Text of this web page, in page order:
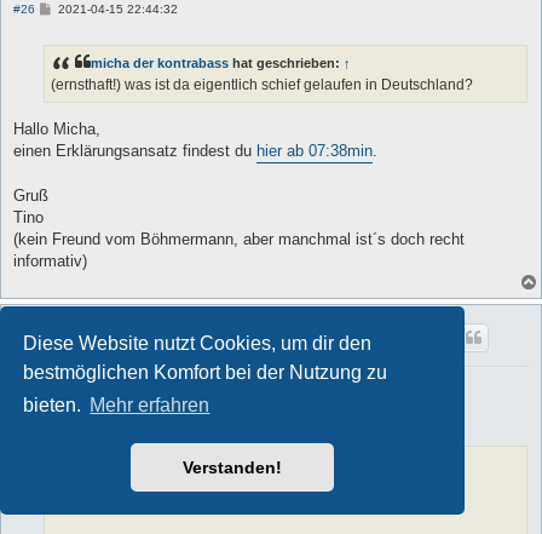
Diese Website nutzt Cookies, um dir den
bestmöglichen Komfort bei der Nutzung zu
bieten. Mehr erfahren
Verstanden!
#26
B
r
a
g
2021-04-15 22:44:32
micha der kontrabass hat geschrieben: ↑
(ernsthaft!) was ist da eigentlich schief gelaufen in Deutschland?
Hallo Micha,
einen Erklärungsansatz findest du hier ab 07:38min
Gruß
Tino
(kein Freund vom Böhmermann, aber manchmal ist´s doch recht
informativ)
Eschwege
Überholer
Re: Elon's Starlink Internet
#27
B2021-04-16 9:24:35
hat geschrieben:↑
Ich sehe keinen Vorteil für den 10 fachen Preis.